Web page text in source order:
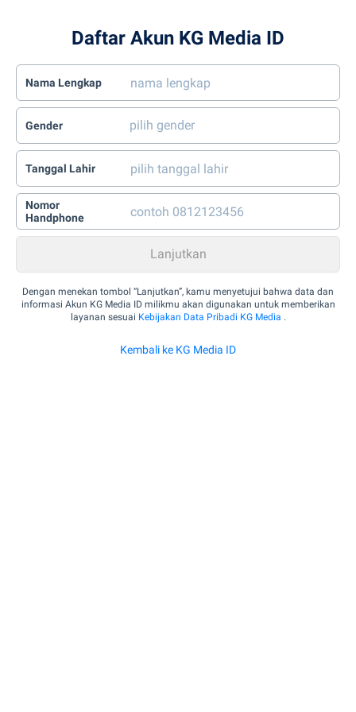
Daftar Akun KG Media ID
Nama Lengkap
Gender
Tanggal Lahir
Nomor
Handphone
Dengan menekan tombol “Lanjutkan”, kamu menyetujui bahwa data dan
informasi Akun KG Media ID milikmu akan digunakan untuk memberikan
layanan sesuai Kebijakan Data Pribadi KG Media .
Kembali ke KG Media ID